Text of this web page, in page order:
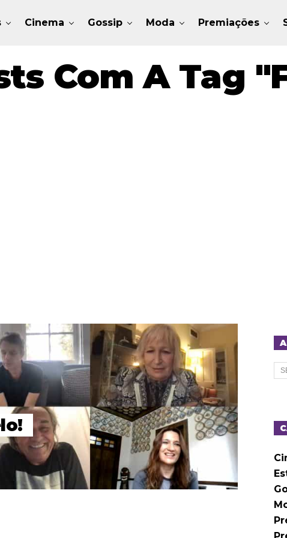
Cinema Gossip Moda Premiações
Com A Tag
A
r
o
s